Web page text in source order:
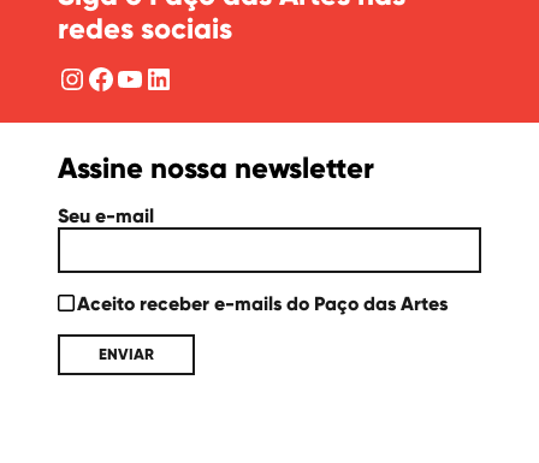
redes sociais
Instagram
Facebook
YouTube
LinkedIn
Assine nossa newsletter
Seu e-mail
Aceito receber e-mails do Paço das Artes